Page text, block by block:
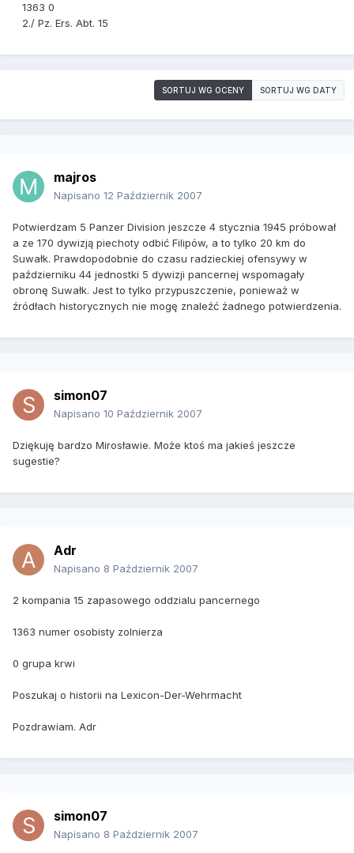
1363 0
2./ Pz. Ers. Abt. 15
SORTUJ WG OCENY SORTUJ WG DATY
majros
Napisano 12 Październik 2007
Potwierdzam 5 Panzer Division jeszcze 4 stycznia 1945 próbował
a ze 170 dywizją piechoty odbić Filipów, a to tylko 20 km do
Suwałk. Prawdopodobnie do czasu radzieckiej ofensywy w
październiku 44 jednostki 5 dywizji pancernej wspomagały
obronę Suwałk. Jest to tylko przypuszczenie, ponieważ w
źródłach historycznych nie mogę znaleźć żadnego potwierdzenia.
simon07
Napisano 10 Październik 2007
Dziękuję bardzo Mirosławie. Może ktoś ma jakieś jeszcze
sugestie?
Adr
Napisano 8 Październik 2007
2 kompania 15 zapasowego oddzialu pancernego
1363 numer osobisty zolnierza
0 grupa krwi
Poszukaj o historii na Lexicon-Der-Wehrmacht
Pozdrawiam. Adr
simon07
Napisano 8 Październik 2007